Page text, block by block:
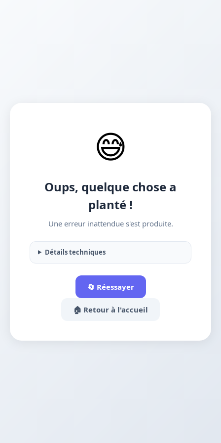
😅
Oups, quelque chose a
planté !
Une erreur inattendue s'est produite.
Détails techniques
🔄 Réessayer
🏠 Retour à l'accueil